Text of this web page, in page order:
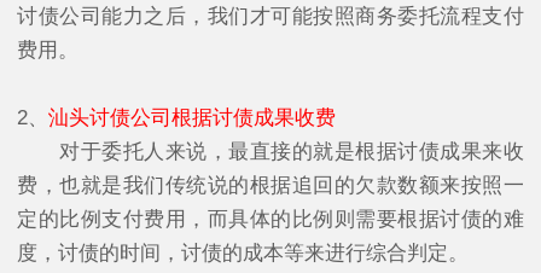
讨债公司能力之后，我们才可能按照商务委托流程支付
费用。
2、 汕头讨债公司根据讨债成果收费
对于委托人来说，最直接的就是根据讨债成果来收
费，也就是我们传统说的根据追回的欠款数额来按照一
定的比例支付费用，而具体的比例则需要根据讨债的难
度，讨债的时间，讨债的成本等来进行综合判定。